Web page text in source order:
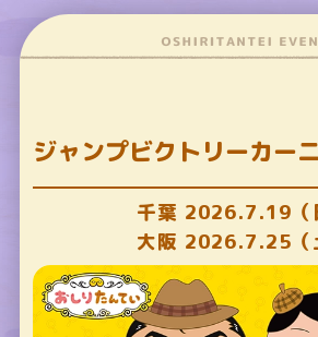
ジャンプビクトリーカー
千葉 2026.7.19（
大阪 2026.7.25（